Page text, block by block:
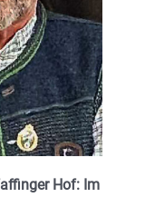
Hof: Im